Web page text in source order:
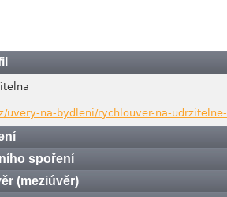
uvery-na-bydleni/rychlouver-na-
spoření
(meziúvěr)